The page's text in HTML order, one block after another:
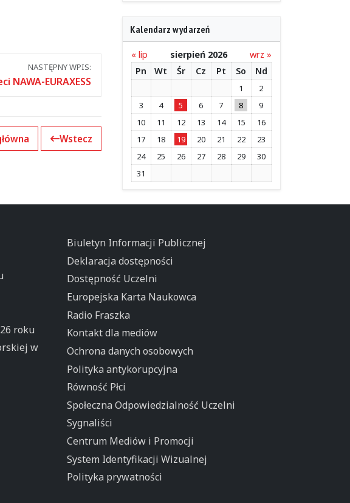
NASTĘPNY WPIS:
NAWA-EURAXESS
Wstecz
Kalendarz wydarzeń
« lip sierpień 2026
wrz »
Pn
Wt Śr Cz Pt So Nd
1
2
3
4 5 6 7 8
9
10
11 12 13 14 15
16
17
18 19 20 21 22
23
24
25 26 27 28 29
30
31
roku
w
Biuletyn Informacji Publicznej
Deklaracja dostępności
Dostępność Uczelni
Europejska Karta Naukowca
Radio Fraszka
Kontakt dla mediów
Ochrona danych osobowych
Polityka antykorupcyjna
Równość Płci
Społeczna Odpowiedzialność Uczelni
Sygnaliści
Centrum Mediów i Promocji
System Identyfikacji Wizualnej
Polityka prywatności